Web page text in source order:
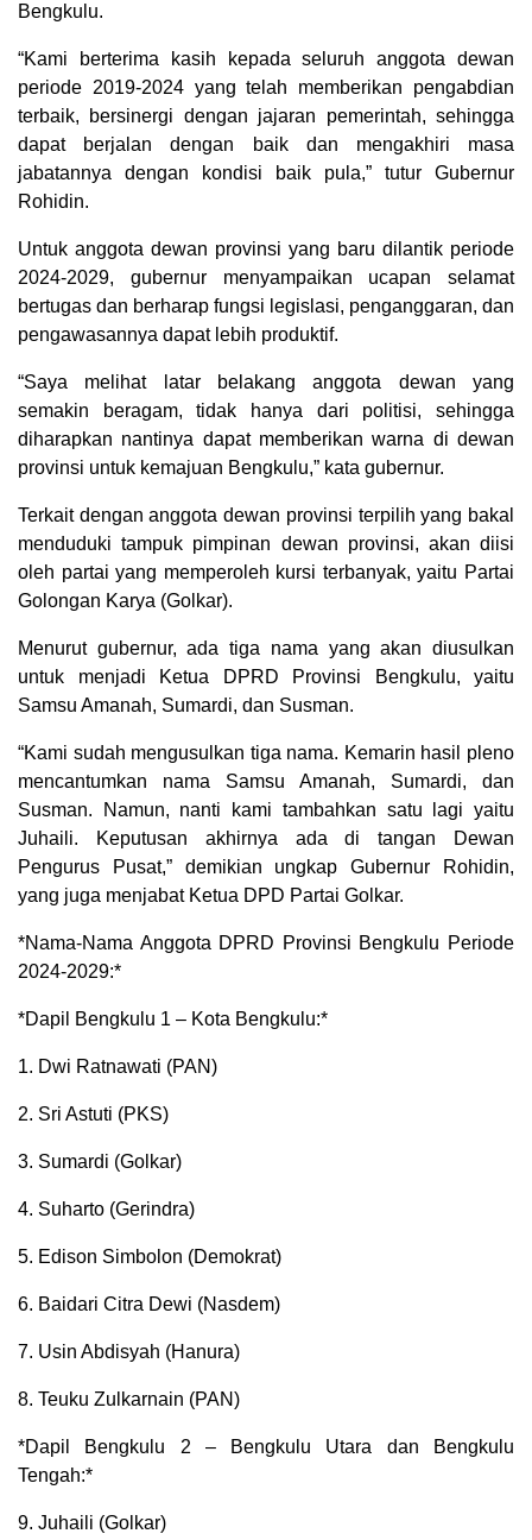
Bengkulu.
“Kami berterima kasih kepada seluruh anggota dewan
periode 2019-2024 yang telah memberikan pengabdian
terbaik, bersinergi dengan jajaran pemerintah, sehingga
dapat berjalan dengan baik dan mengakhiri masa
jabatannya dengan kondisi baik pula,” tutur Gubernur
Rohidin.
Untuk anggota dewan provinsi yang baru dilantik periode
2024-2029, gubernur menyampaikan ucapan selamat
bertugas dan berharap fungsi legislasi, penganggaran, dan
pengawasannya dapat lebih produktif.
“Saya melihat latar belakang anggota dewan yang
semakin beragam, tidak hanya dari politisi, sehingga
diharapkan nantinya dapat memberikan warna di dewan
provinsi untuk kemajuan Bengkulu,” kata gubernur.
Terkait dengan anggota dewan provinsi terpilih yang bakal
menduduki tampuk pimpinan dewan provinsi, akan diisi
oleh partai yang memperoleh kursi terbanyak, yaitu Partai
Golongan Karya (Golkar).
Menurut gubernur, ada tiga nama yang akan diusulkan
untuk menjadi Ketua DPRD Provinsi Bengkulu, yaitu
Samsu Amanah, Sumardi, dan Susman.
“Kami sudah mengusulkan tiga nama. Kemarin hasil pleno
mencantumkan nama Samsu Amanah, Sumardi, dan
Susman. Namun, nanti kami tambahkan satu lagi yaitu
Juhaili. Keputusan akhirnya ada di tangan Dewan
Pengurus Pusat,” demikian ungkap Gubernur Rohidin,
yang juga menjabat Ketua DPD Partai Golkar.
*Nama-Nama Anggota DPRD Provinsi Bengkulu Periode
2024-2029:*
*Dapil Bengkulu 1 – Kota Bengkulu:*
1. Dwi Ratnawati (PAN)
2. Sri Astuti (PKS)
3. Sumardi (Golkar)
4. Suharto (Gerindra)
5. Edison Simbolon (Demokrat)
6. Baidari Citra Dewi (Nasdem)
7. Usin Abdisyah (Hanura)
8. Teuku Zulkarnain (PAN)
*Dapil Bengkulu 2 – Bengkulu Utara dan Bengkulu
Tengah:*
9. Juhaili (Golkar)